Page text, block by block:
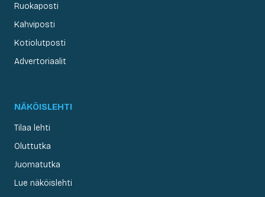
Ruokaposti
Kahviposti
Kotiolutposti
Advertoriaalit
NÄKÖISLEHTI
Tilaa lehti
Oluttutka
Juomatutka
Lue näköislehti